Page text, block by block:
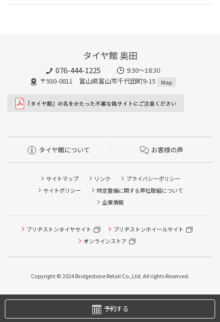
タイヤ館 奥田
076-444-1225
9:30～18:30
〒930-0811 富山県富山市千代田町9-15
Map
タイヤ館について お客様の声
サイトマップ リンク
プライバシーポリシー
サイトポリシー
特定整備に関する弊社取組について
企業情報
ブリヂストンタイヤサイト
ブリヂストンホイールサイト
オンラインストア
Copyright © 2024 Bridgestone Retail Co.,Ltd. All rights Reserved.
予約する
ピット作業の予約